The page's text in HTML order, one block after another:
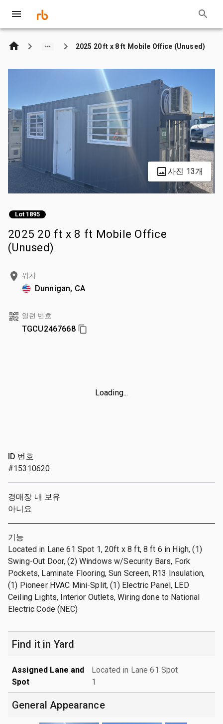
2025 20 ft x 8 ft Mobile Office (Unused)
사진 13개
Lot 1895
2025 20 ft x 8 ft Mobile Office
(Unused)
위치
Dunnigan, CA
일련 번호
TGCU2467668
Loading...
ID 번호
#15310620
경매장 내 보유
아니요
기능
Located in Lane 61 Spot 1, 20ft x 8 ft, 8 ft 6 in High, (1)
Swing-Out Door, (2) Windows w/Security Bars, Fork
Pockets, Laminate Flooring, Sun Screen, R13 Insulation,
(1) Pioneer HVAC Mini-Split, (1) Electric Panel, LED
Ceiling Lights, Interior Outlets, Wiring done to National
Electric Code (NEC)
Find it in Yard
Assigned Lane and
Spot
Located in Lane 61 Spot
1
General Appearance